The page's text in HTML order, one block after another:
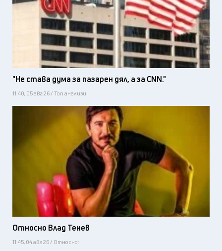
"Не става дума за пазарен дял, а за CNN."
11:40, 05 авг 26 / Топ анализи
Относно Влад Тенев
11:45, 04 авг 26 / Относно: